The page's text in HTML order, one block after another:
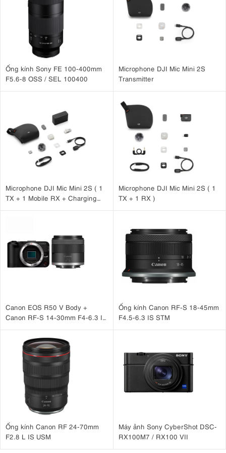
Khởi đầu đam mê với SonyA6400
1. Đánh Giá Sony A6400 - Máy Ảnh
Mirrorless Tốt Nhất Cho Quay Vlog & Chụp
1.1 Hệ thống lấy nét AI - "Vũ khí" chưa bao giờ lỗi thời
Hiệu suấtlấy nét tự độngcủaSony A6400 được đánh giá là hàng đầu
trong phân khúc máy ảnh mirrorlesstầm trung. Máy ảnh này sở hữu
lấy nét siêu nhanhchỉ 0.02 giây. Đây là một
bước tiến vượt trội so với người tiền nhiệm Sony A6300.
Sony A6400tự hào có khả năng
chỉ 0.02s. Đặc biệt, máy ảnh còn được trang bị công nghệ
Eye AFtiên tiến nhất của Sony. Công nghệ này tự động nhận diện và
duy trì độ sắc nét cho đôi mắt chủ thể trong thời gian thực. Người
Ống kính Sony FE 100-400mm
F5.6-8 OSS / SEL 100400
Microphone DJI Mic Mini 2S
Transmitter
Microphone DJI Mic Mini 2S ( 1
TX + 1 Mobile RX + Charging
Microphone DJI Mic Mini 2S ( 1
TX + 1 RX )
Canon EOS R50 V Body +
Canon RF-S 14-30mm F4-6.3 IS
Ống kính Canon RF-S 18-45mm
F4.5-6.3 IS STM
Ống kính Canon RF 24-70mm
F2.8 L IS USM
Máy ảnh Sony CyberShot DSC-
RX100M7 / RX100 VII